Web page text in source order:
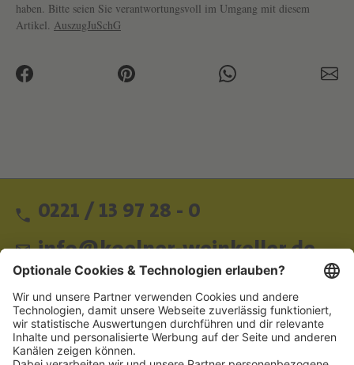
haben. Bitte seien Sie verantwortungsvoll im Umgang mit diesem
Artikel. AuszugJuSchG
0221 / 13 97 28 - 0
info@koelner-weinkeller.de
Schnellzugriff
ZAHLUNGSMETHODEN